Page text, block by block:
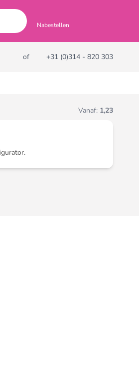
Nabestellen
of +31 (0)314 - 820 303
Vanaf: 1,23